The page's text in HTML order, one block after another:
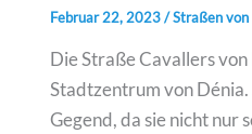
Februar 22, 2023/Straßen von
Die Straße Cavallers
Stadtzentrum von
Gegend, da sie nicht nur